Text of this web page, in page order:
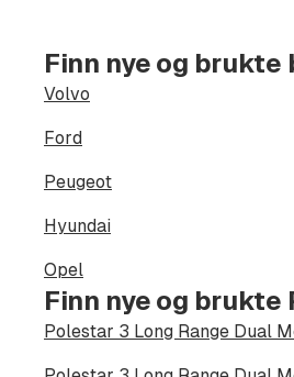
Finn nye og brukte
Volvo
Ford
Peugeot
Hyundai
Opel
Finn nye og brukte
Polestar 3 Long Range Dual